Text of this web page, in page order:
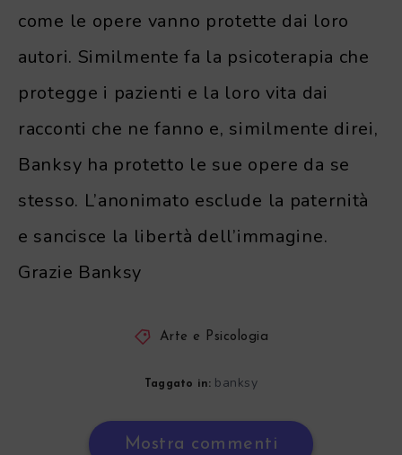
come le opere vanno protette dai loro
autori. Similmente fa la psicoterapia che
protegge i pazienti e la loro vita dai
racconti che ne fanno e, similmente direi,
Banksy ha protetto le sue opere da se
stesso. L’anonimato esclude la paternità
e sancisce la libertà dell’immagine.
Grazie Banksy
Arte e Psicologia
Taggato in: banksy
Mostra commenti